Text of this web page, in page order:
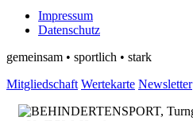
Impressum
Datenschutz
gemeinsam • sportlich • stark
Mitgliedschaft Wertekarte Newsletter